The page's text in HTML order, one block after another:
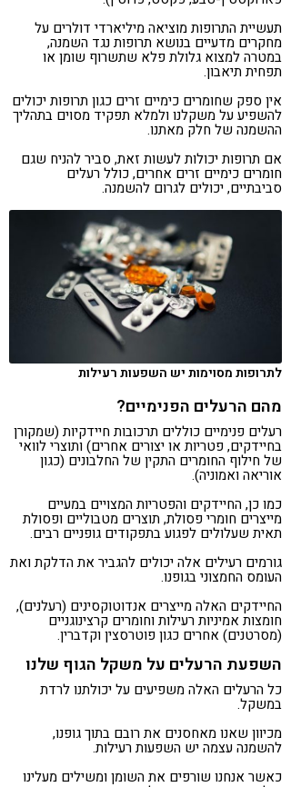
תעשיית התרופות מוציאה מיליארדי דולרים על
מחקרים מדעיים בנושא תרופות נגד השמנה,
במטרה למצוא גלולת פלא שתשרוף שומן או
תפחית תיאבון.
אין ספק שחומרים כימיים זרים כגון תרופות יכולים
להשפיע על משקלנו ולמלא תפקיד מסוים בתהליך
ההשמנה של חלק מאתנו.
אם תרופות יכולות לעשות זאת, סביר להניח שגם
חומרים כימיים זרים אחרים, כולל רעלים
סביבתיים, יכולים לגרום להשמנה.
לתרופות מסוימות יש השפעות רעילות
מהם הרעלים הפנימיים?
רעלים פנימיים כוללים תרכובות חיידקיות (שמקורן
בחיידקים, פטריות או יצורים אחרים) ותוצרי לוואי
של חילוף החומרים התקין של החלבונים (כגון
אוריאה ואמוניה).
כמו כן, החיידקים והפטריות המצויים במעיים
מייצרים חומרי פסולת, תוצרים מטבוליים ופסולת
תאית שעלולים לפגוע בתפקודים גופניים רבים.
גורמים רעילים אלה יכולים להגביר את הדלקת ואת
העומס החמצוני בגופנו.
החיידקים האלה מייצרים אנדוטוקסינים (רעלנים),
חומצות אמיניות רעילות וחומרים קרצינוגניים
(מסרטנים) אחרים כגון פוטרסצין וקדברין.
השפעת הרעלים על משקל הגוף שלנו
כל הרעלים האלה משפיעים על יכולתנו לרדת
במשקל.
מכיוון שאנו מאחסנים את רובם בתוך גופנו,
להשמנה עצמה יש השפעות רעילות.
כאשר אנחנו שורפים את השומן ומשילים מעלינו